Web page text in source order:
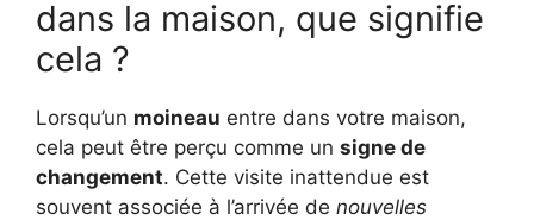
dans la maison, que signifie
cela ?
Lorsqu’un moineau entre dans votre maison,
cela peut être perçu comme un signe de
changement. Cette visite inattendue est
souvent associée à l’arrivée de nouvelles